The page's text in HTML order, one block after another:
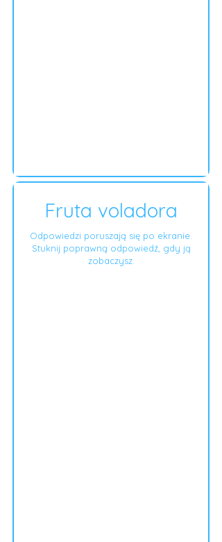
Fruta voladora
Odpowiedzi poruszają się po ekranie.
Stuknij poprawną odpowiedź, gdy ją
zobaczysz.